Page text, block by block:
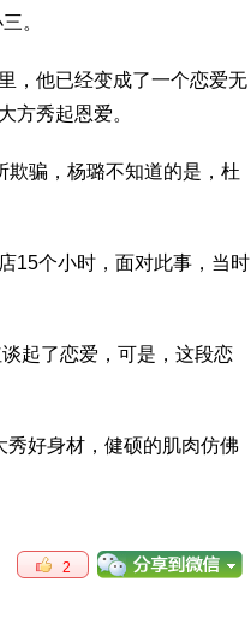
。
他已经变成了一个恋爱无
方秀起恩爱。
骗，杨璐不知道的是，杜
个小时，面对此事，当时
起了恋爱，可是，这段恋
好身材，健硕的肌肉仿佛
2